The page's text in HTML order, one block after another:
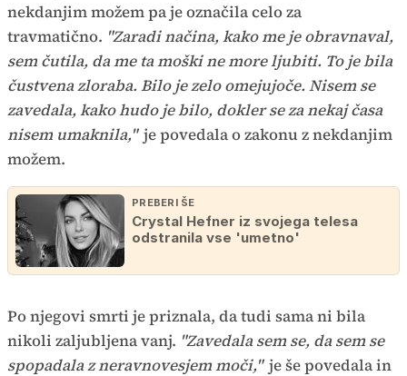
nekdanjim možem pa je označila celo za
travmatično. "Zaradi načina, kako me je obravnaval,
sem čutila, da me ta moški ne more ljubiti. To je bila
čustvena zloraba. Bilo je zelo omejujoče. Nisem se
zavedala, kako hudo je bilo, dokler se za nekaj časa
nisem umaknila," je povedala o zakonu z nekdanjim
možem.
PREBERI ŠE
Crystal Hefner iz svojega telesa
odstranila vse 'umetno'
Po njegovi smrti je priznala, da tudi sama ni bila
nikoli zaljubljena vanj. "Zavedala sem se, da sem se
spopadala z neravnovesjem moči," je še povedala in